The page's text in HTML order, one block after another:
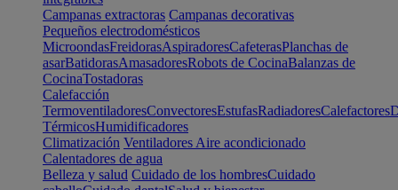
Campanas extractoras Campanas decorativas
Pequeños electrodomésticos
MicroondasFreidorasAspiradoresCafeterasPlanchas de
asarBatidorasAmasadoresRobots de CocinaBalanzas de
CocinaTostadoras
Calefacción
TermoventiladoresConvectoresEstufasRadiadoresCalefactores
TérmicosHumidificadores
Climatización Ventiladores Aire acondicionado
Calentadores de agua
Belleza y salud Cuidado de los hombresCuidado